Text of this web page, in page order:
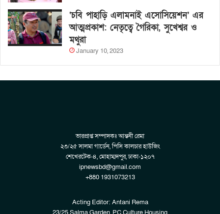
‘চবি পাহাড়ি এলামনাই এসোসিয়েশন’ এর
আত্মপ্রকাশ: নেতৃত্বে গৈরিকা, সুখেশ্বর ও
মথুরা
January 10, 2023
ভারপ্রাপ্ত সম্পাদকঃ আন্তনী রেমা
২৩/২৫ সালমা গার্ডেন, পিসি কালচার হাউজিং
শেখেরটেক-৪, মোহাম্মদপুর, ঢাকা-১২০৭
ipnewsbd@gmail.com
+880 1931073213
Acting Editor: Antani Rema